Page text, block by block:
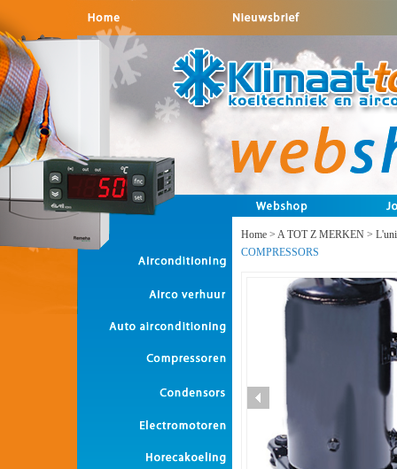
Home > A TOT Z MERKEN >
COMPRESSORS